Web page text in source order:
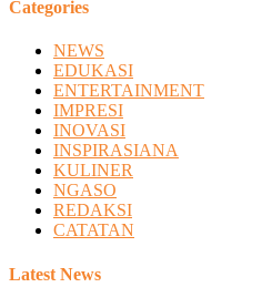
Categories
NEWS
EDUKASI
ENTERTAINMENT
IMPRESI
INOVASI
INSPIRASIANA
KULINER
NGASO
REDAKSI
CATATAN
Latest News